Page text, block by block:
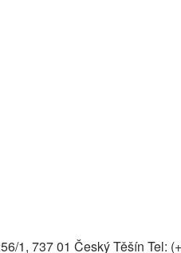
1, 737 01 Český Těšín Tel: